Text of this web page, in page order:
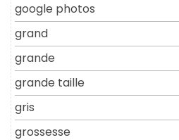
google photos
grand
grande
grande taille
gris
grossesse